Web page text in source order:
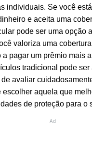
individuais. Se você
e aceita uma
pode ser uma opção
valoriza uma
a pagar um prêmio mais
tradicional pode ser
avaliar
escolher aquela que
de proteção para o
Ad